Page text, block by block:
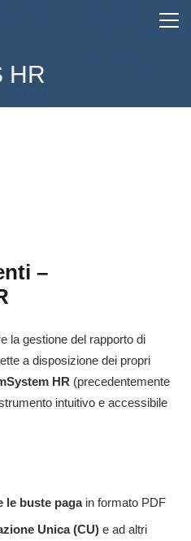
HR
–
la gestione del rapporto di
a disposizione dei propri
HR (precedentemente
intuitivo e accessibile
le buste pagain formato PDF
Unica (CU) e ad altri